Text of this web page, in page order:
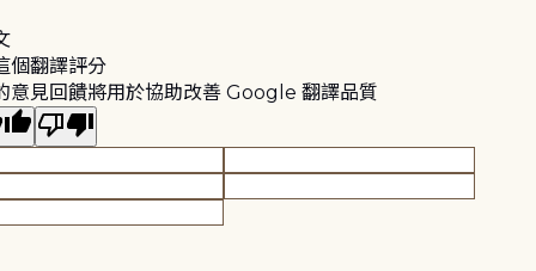
個翻譯評分
意見回饋將用於協助改善 Google 翻譯品質